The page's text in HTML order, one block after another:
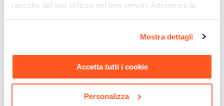
raccolto dal suo utilizzo dei loro servizi. Attraverso la
sezione "Mostra dettagli" è possibile gestire le proprie
momento. Per maggiori informazioni si invita a leggere la
nostraCookie Policy.
Mostra dettagli
Accetta tutti i cookie
Personalizza
CODICE: